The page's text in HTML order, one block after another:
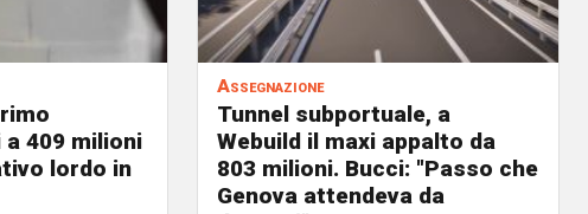
409 milioni
lordo in
Assegnazione
Tunnel subportuale, a
Webuild il maxi appalto da
803 milioni. Bucci: "Passo che
Genova attendeva da